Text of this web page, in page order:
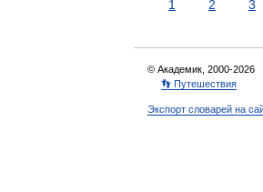
1 2 3
© Академик, 2000-2026
👣 Путешествия
Экспорт словарей на